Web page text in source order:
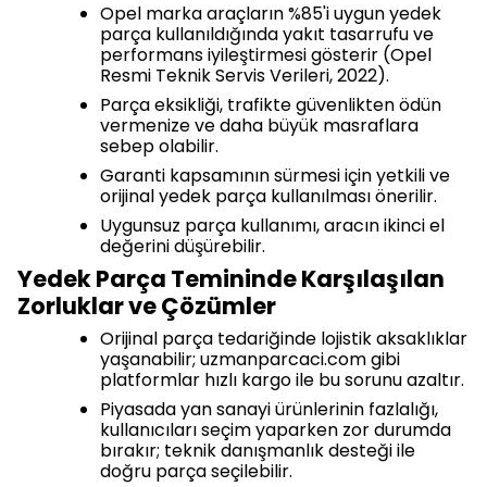
Opel marka araçların %85'i uygun yedek
parça kullanıldığında yakıt tasarrufu ve
performans iyileştirmesi gösterir (Opel
Resmi Teknik Servis Verileri, 2022).
Parça eksikliği, trafikte güvenlikten ödün
vermenize ve daha büyük masraflara
sebep olabilir.
Garanti kapsamının sürmesi için yetkili ve
orijinal yedek parça kullanılması önerilir.
Uygunsuz parça kullanımı, aracın ikinci el
değerini düşürebilir.
Yedek Parça Temininde Karşılaşılan
Zorluklar ve Çözümler
Orijinal parça tedariğinde lojistik aksaklıklar
yaşanabilir; uzmanparcaci.com gibi
platformlar hızlı kargo ile bu sorunu azaltır.
Piyasada yan sanayi ürünlerinin fazlalığı,
kullanıcıları seçim yaparken zor durumda
bırakır; teknik danışmanlık desteği ile
doğru parça seçilebilir.